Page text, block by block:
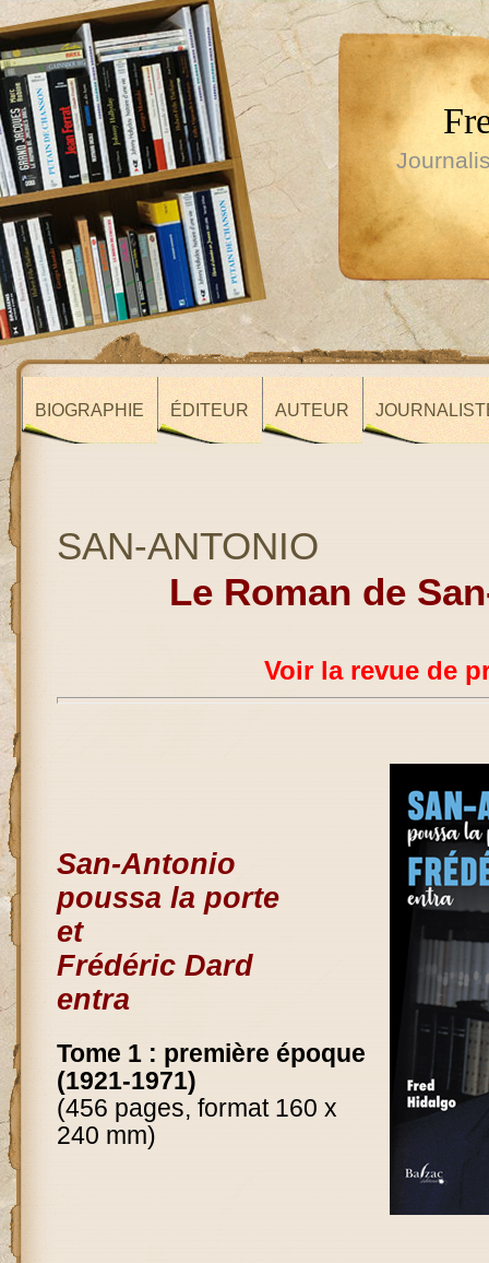
BIOGRAPHIE ÉDITEUR AUTEUR
SAN-ANTONIO
Le Roman de
Voir la revue de
San-Antonio
poussa la porte
et
Frédéric Dard
entra
Tome 1 : première époque
(1921-1971)
(456 pages, format 160 x
240 mm)